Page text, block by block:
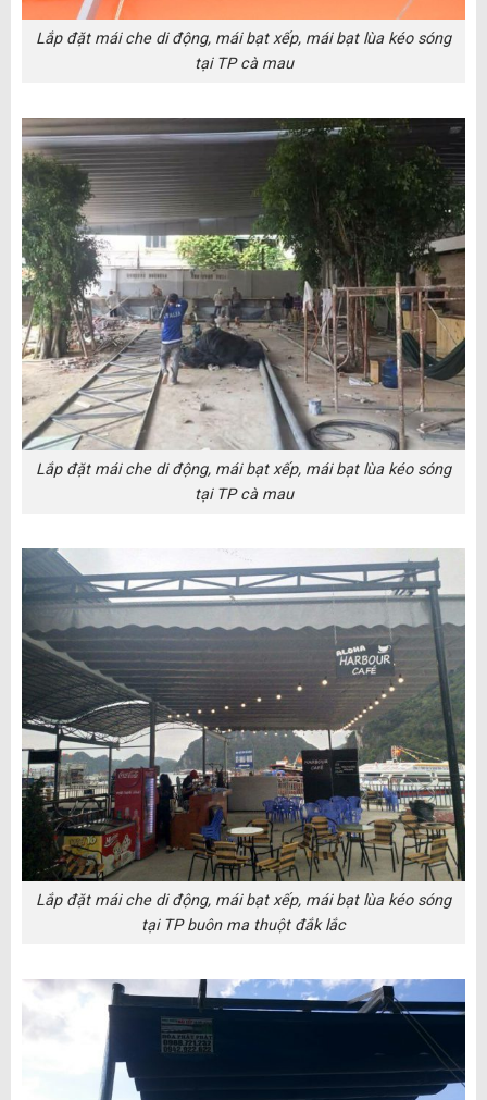
Lắp đặt mái che di động, mái bạt xếp, mái bạt lùa kéo sóng
tại TP cà mau
Lắp đặt mái che di động, mái bạt xếp, mái bạt lùa kéo sóng
tại TP cà mau
Lắp đặt mái che di động, mái bạt xếp, mái bạt lùa kéo sóng
tại TP buôn ma thuột đắk lắc